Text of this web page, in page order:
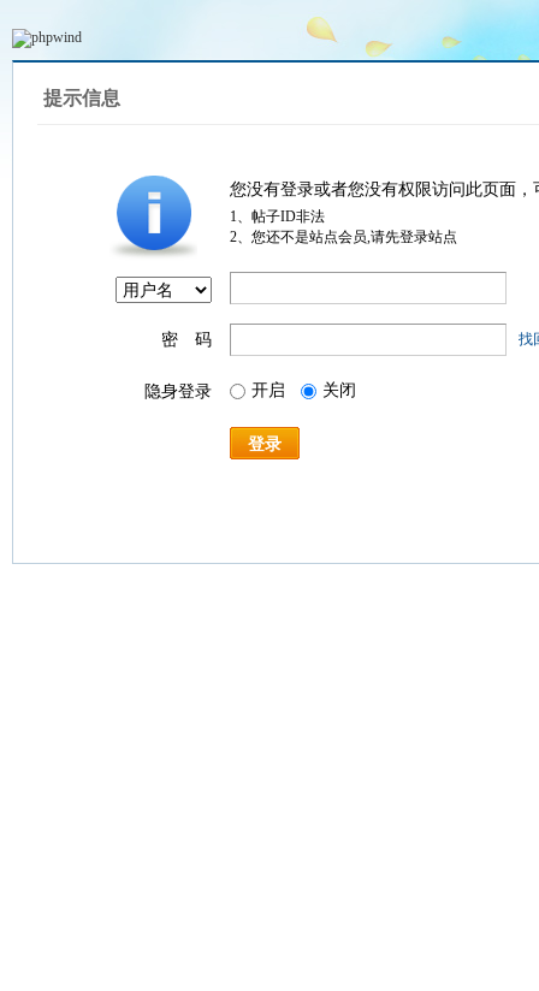
提示信息
您没有登录或者您没有权限访问此页面
1、帖子ID非法
2、您还不是站点会员,请先登录站点
密 码 找
隐身登录 开启 关闭
登录